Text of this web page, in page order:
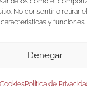
No consentir o retirar
y funciones.
Denegar
Política de